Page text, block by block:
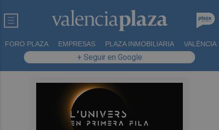
FORO PLAZA EMPRESAS PLAZA INMOBILIARIA VALÈNCIA
+ Seguir en Google